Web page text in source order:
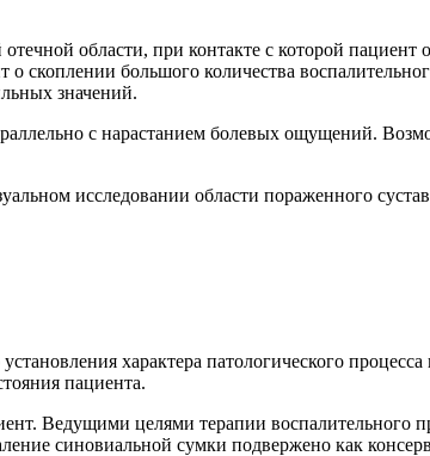
области, при контакте с которой пациент
скоплении большого количества
значений.
с нарастанием болевых ощущений.
исследовании области пораженного
характера патологического
пациента.
Ведущими целями терапии воспалительного
синовиальной сумки подвержено как